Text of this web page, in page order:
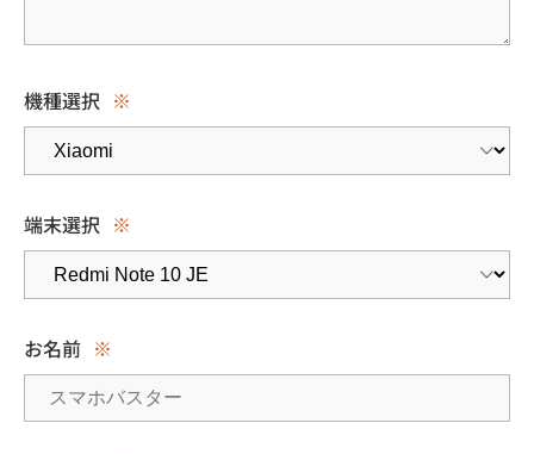
機種選択 ※
端末選択 ※
お名前 ※